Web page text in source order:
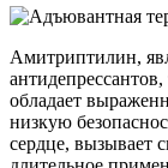
Амитриптилин,
обладает
низкую
сердце, вызывает